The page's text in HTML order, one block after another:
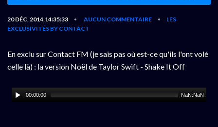
20 DÉC, 2014,14:35:33 • AUCUN COMMENTAIRE •
LES
EXCLUSIVITÉS BY CONTACT
En exclu sur Contact FM (je sais pas où est-ce qu'ils l'ont volé
celle là) : la version Noël de Taylor Swift - Shake It Off
00:00:00 NaN:NaN